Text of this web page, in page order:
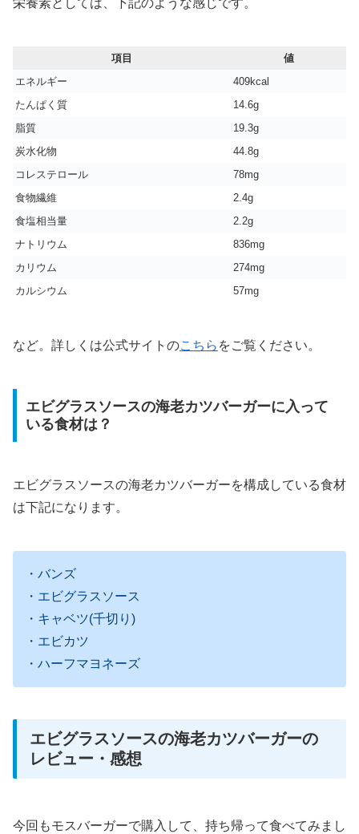
栄養素としては、下記のような感じです。
項目
値
エネルギー
409kcal
たんぱく質
14.6g
脂質
19.3g
炭水化物
44.8g
コレステロール
78mg
食物繊維
2.4g
食塩相当量
2.2g
ナトリウム
836mg
カリウム
274mg
カルシウム
57mg
など。詳しくは公式サイトのこちら をご覧ください。
エビグラスソースの海老カツバーガーに入って
いる食材は？
エビグラスソースの海老カツバーガーを構成している食材
は下記になります。
・バンズ
・エビグラスソース
・キャベツ(千切り)
・エビカツ
・ハーフマヨネーズ
エビグラスソースの海老カツバーガーの
レビュー・感想
今回もモスバーガーで購入して、持ち帰って食べてみまし